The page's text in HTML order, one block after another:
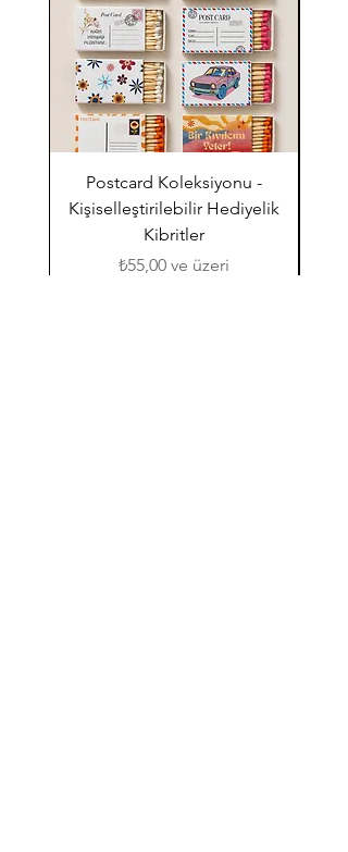
Postcard Koleksiyonu -
Kişiselleştirilebilir Hediyelik
Kibritler
₺55,00 ve üzeri
İndirimli Fiyat